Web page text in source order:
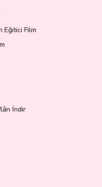
Eğitici Film
İndir